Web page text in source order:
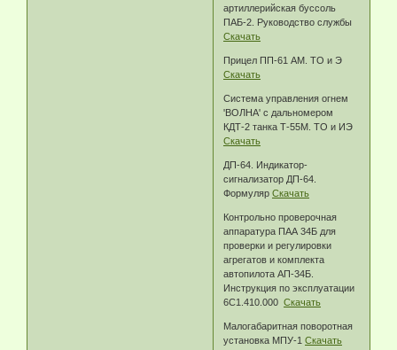
артиллерийская буссоль
ПАБ-2. Руководство службы
Скачать
Прицел ПП-61 АМ. ТО и Э
Скачать
Система управления огнем
'ВОЛНА' с дальномером
КДТ-2 танка Т-55М. ТО и ИЭ
Скачать
ДП-64. Индикатор-
сигнализатор ДП-64.
ФормулярСкачать
Контрольно проверочная
аппаратура ПАА 34Б для
проверки и регулировки
агрегатов и комплекта
автопилота АП-34Б.
Инструкция по эксплуатации
6С1.410.000Скачать
Малогабаритная поворотная
установка МПУ-1Скачать